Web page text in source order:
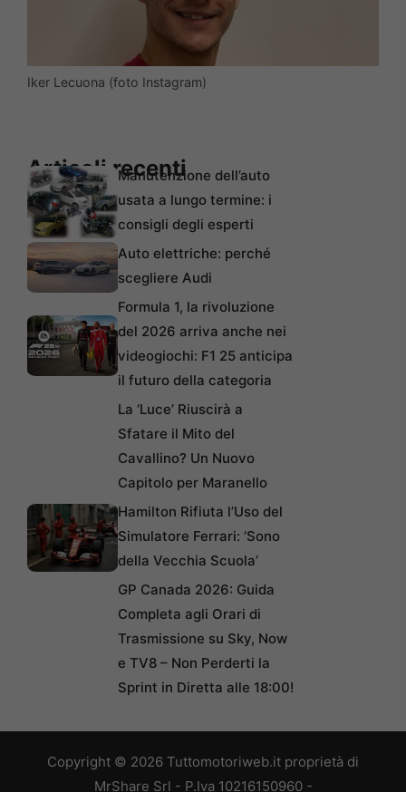
Iker Lecuona (foto Instagram)
Articoli recentiManutenzione dell’auto
usata a lungo termine: i
consigli degli esperti
Auto elettriche: perché
scegliere Audi
Formula 1, la rivoluzione
del 2026 arriva anche nei
videogiochi: F1 25 anticipa
il futuro della categoria
La ‘Luce’ Riuscirà a
Sfatare il Mito del
Cavallino? Un Nuovo
Capitolo per Maranello
Hamilton Rifiuta l’Uso del
Simulatore Ferrari: ‘Sono
della Vecchia Scuola’
GP Canada 2026: Guida
Completa agli Orari di
Trasmissione su Sky, Now
e TV8 – Non Perderti la
Sprint in Diretta alle 18:00!
Copyright © 2026 Tuttomotoriweb.it proprietà di
MrShare Srl - P.Iva 10216150960 -